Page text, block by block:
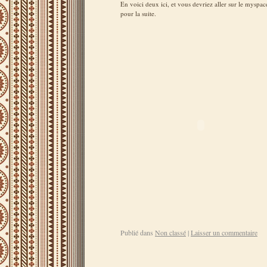
En voici deux ici, et vous devriez aller sur le
pour la suite.
Publié dans Non classé |Laisser un commentaire